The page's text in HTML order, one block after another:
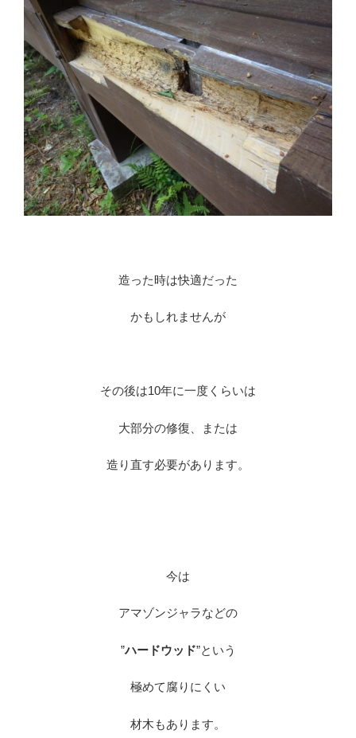
造った時は快適だった
かもしれませんが
その後は10年に一度くらいは
大部分の修復、または
造り直す必要があります。
今は
アマゾンジャラなどの
”ハードウッド”という
極めて腐りにくい
材木もあります。